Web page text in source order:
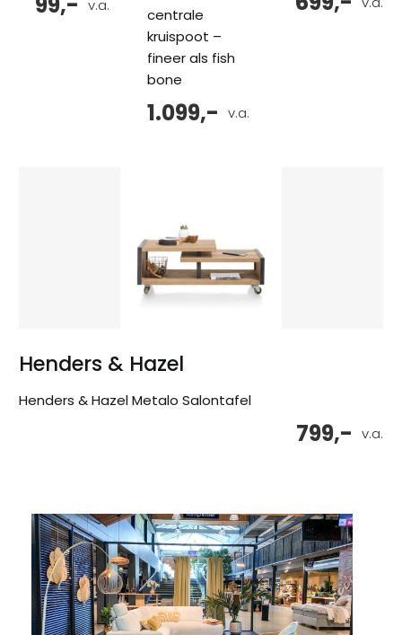
v.a.
centrale
kruispoot –
fineer als fish
bone
v.a.
1.099,-
Henders & Hazel
Henders & Hazel Metalo Salontafel
v.a.
799,-